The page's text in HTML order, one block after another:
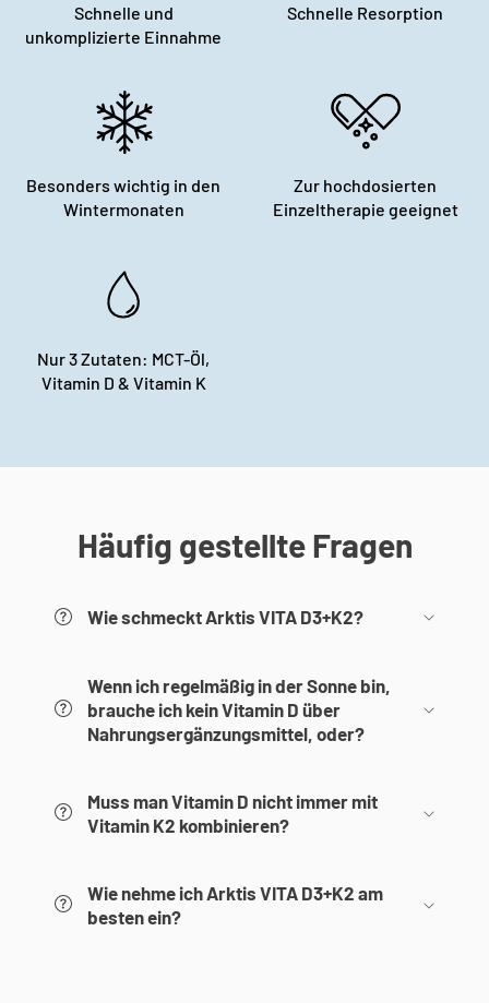
Schnelle und
unkomplizierte Einnahme
Schnelle Resorption
Besonders wichtig in den
Wintermonaten
Zur hochdosierten
Einzeltherapie geeignet
Nur 3 Zutaten: MCT-Öl,
Vitamin D & Vitamin K
Häufig gestellte Fragen
Wie schmeckt Arktis VITA D3+K2?
Wenn ich regelmäßig in der Sonne bin,
brauche ich kein Vitamin D über
Nahrungsergänzungsmittel, oder?
Muss man Vitamin D nicht immer mit
Vitamin K2 kombinieren?
Wie nehme ich Arktis VITA D3+K2 am
besten ein?